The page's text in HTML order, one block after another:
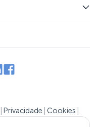
| Privacidade | Cookies |